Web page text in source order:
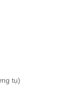
tụ)